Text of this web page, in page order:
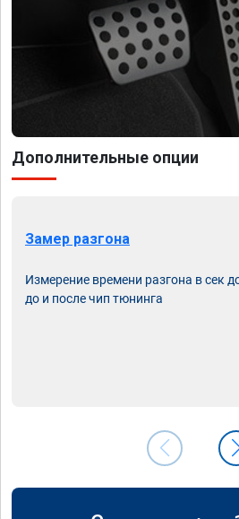
Дополнительные опции
Замер разгона
Измерение времени разгона в сек
до и после чип тюнинга